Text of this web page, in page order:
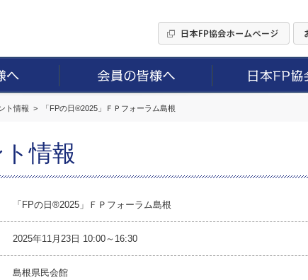
ト情報 「FPの日®2025」ＦＰフォーラム島根
情報
「FPの日®2025」ＦＰフォーラム島根
2025年11月23日 10:00～16:30
島根県民会館